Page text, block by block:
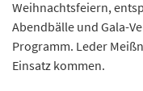
Weihnachtsfeiern,
Abendbälle und Gala-
Programm. Leder
Einsatz kommen.